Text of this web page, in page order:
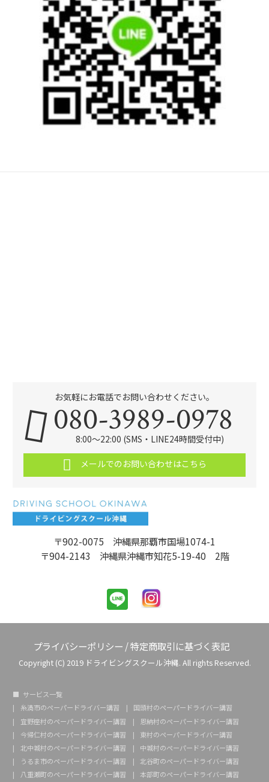
〒902-0075 沖縄県那覇市国場1074-1
〒904-2143 沖縄県沖縄市知花5-19-40 2階
お気軽にお電話でお問い合わせください。
080-3989-0978
8:00～22:00 (SMS・LINE24時間受付中)
メールでのお問い合わせはこちら
プライバシーポリシー /特定商取引に基づく表記
Copyright (C) 2019 ドライビングスクール沖縄. All rights Reserved.
サービス一覧
糸満市のペーパードライバー講習
国頭村のペーパードライバー講習
宜野座村のペーパードライバー講習
恩納村のペーパードライバー講習
今帰仁村のペーパードライバー講習
東村のペーパードライバー講習
北中城村のペーパードライバー講習
中城村のペーパードライバー講習
うるま市のペーパードライバー講習
北谷町のペーパードライバー講習
八重瀬町のペーパードライバー講習
本部町のペーパードライバー講習